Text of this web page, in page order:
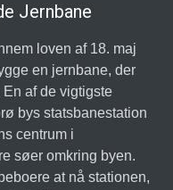
Jernbane
loven af 18. maj
en jernbane, der
af de vigtigste
bys statsbanestation
centrum i
søer omkring byen.
at nå stationen,